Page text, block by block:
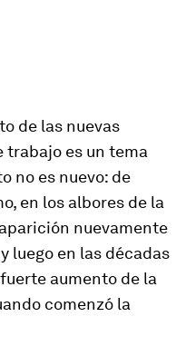
de las nuevas
trabajo es un tema
no es nuevo: de
en los albores de la
nuevamente
luego en las décadas
aumento de la
comenzó la